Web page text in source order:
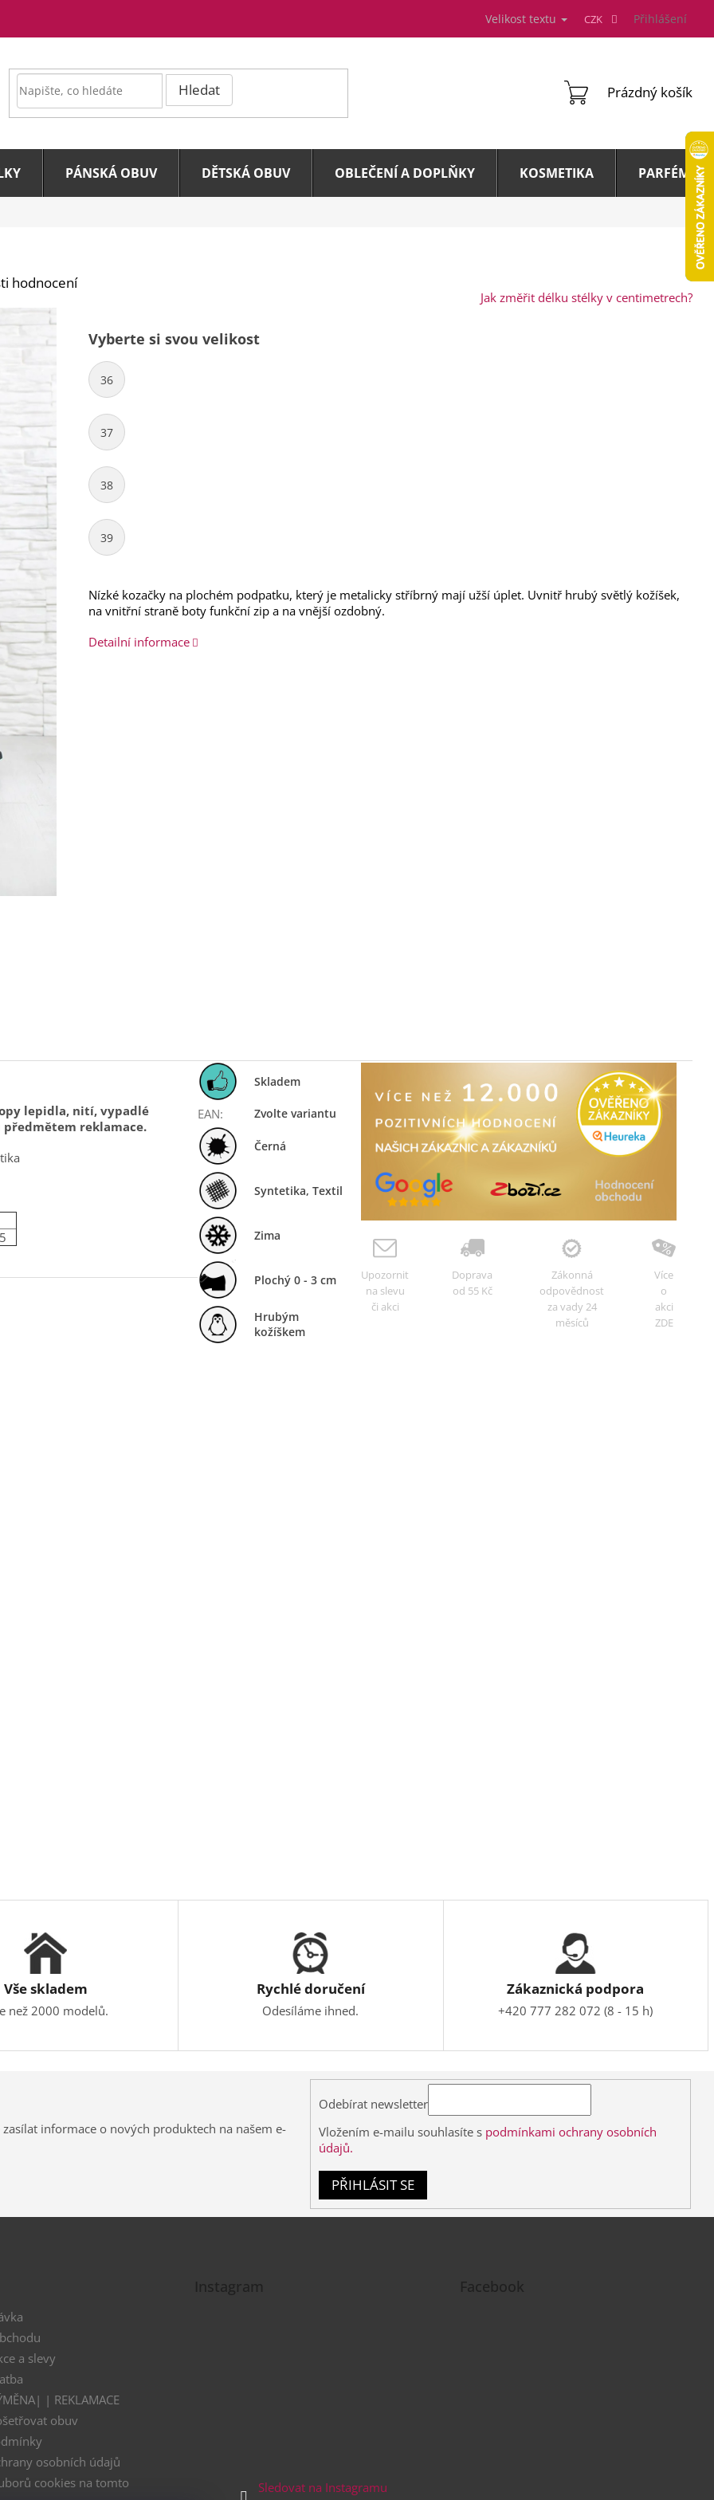
Velikost textu CZK Přihlášení
Hledat
NÁKUPNÍ
Prázdný košík
PÁNSKÁ OBUV DĚTSKÁ OBUV OBLEČENÍ A DOPLŇKY KOSMETIKA PARFÉMY A
hodnocení
Jak změřit délku stélky v centimetrech?
Vyberte si svou velikost
36
37
38
39
Nízké kozačky na plochém podpatku, který je metalicky stříbrný mají užší úplet. Uvnitř hrubý světlý kožíšek,
na vnitřní straně boty funkční zip a na vnější ozdobný.
Detailní informace
lepidla, nití, vypadlé
reklamace.
Skladem
EAN: Zvolte variantu
Černá
Syntetika, Textil
Zima
Plochý 0 - 3 cm
Hrubým
kožíškem
Upozornit
na slevu
či akci
Doprava
od 55 Kč
Zákonná
odpovědnost
za vady 24
měsíců
Více
o
akci
ZDE
Vše skladem
než 2000 modelů.
Rychlé doručení
Odesíláme ihned.
Zákaznická podpora
+420 777 282 072 (8 - 15 h)
informace o nových produktech na našem e-
Odebírat newsletter
Vložením e-mailu souhlasíte s podmínkami ochrany osobních
údajů.
PŘIHLÁSIT SE
a slevy
| REKLAMACE
obuv
osobních údajů
cookies na tomto
Instagram
Sledovat na Instagramu
Facebook